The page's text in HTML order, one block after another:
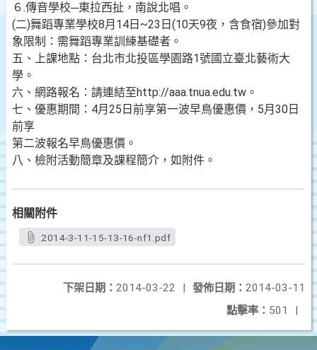
６.傳音學校─東拉西扯，南說北唱。
(二)舞蹈專業學校8月14日~23日(10天9夜，含食宿)參加對
象限制：需舞蹈專業訓練基礎者。
五、上課地點：台北市北投區學園路1號國立臺北藝術大
學。
六、網路報名：請連結至http://aaa.tnua.edu.tw。
七、優惠期間：4月25日前享第一波早鳥優惠價，5月30日
前享
第二波報名早鳥優惠價。
八、檢附活動簡章及課程簡介，如附件。
相關附件
2014-3-11-15-13-16-nf1.pdf
發佈日期： 2014-03-11
下架日期： 2014-03-22
|
點擊率： 501 |